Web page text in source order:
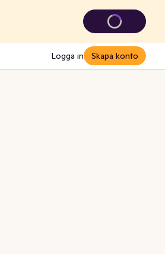
Logga in Skapa konto